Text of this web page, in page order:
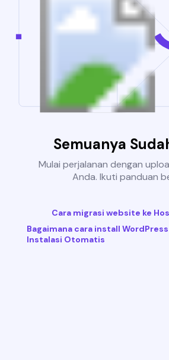
Semuanya
Mulai perjalanan dengan
Anda. Ikuti panduan
Cara migrasi website ke
Bagaimana cara install
Instalasi Otomatis